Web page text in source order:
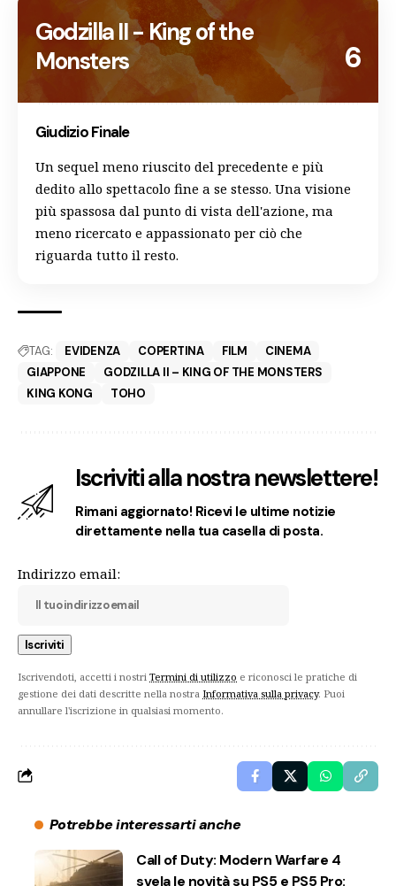
Godzilla II - King of the
Monsters
6
Giudizio Finale
Un sequel meno riuscito del precedente e più
dedito allo spettacolo fine a se stesso. Una visione
più spassosa dal punto di vista dell'azione, ma
meno ricercato e appassionato per ciò che
riguarda tutto il resto.
TAG: EVIDENZA COPERTINA FILM
CINEMA
GIAPPONE
GODZILLA II – KING OF THE MONSTERS
KING KONG
TOHO
Iscriviti alla nostra newslettere!
Rimani aggiornato! Ricevi le ultime notizie
direttamente nella tua casella di posta.
Indirizzo email:
Iscrivendoti, accetti i nostri Termini di utilizzo e riconosci le pratiche di
gestione dei dati descritte nella nostra Informativa sulla privacy. Puoi
annullare l'iscrizione in qualsiasi momento.
Potrebbe interessarti anche
Call of Duty: Modern Warfare 4
svela le novità su PS5 e PS5 Pro: